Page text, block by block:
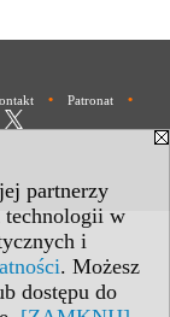
partnerzy
technologii w
i
. Możesz
dostępu do
• Patronat •